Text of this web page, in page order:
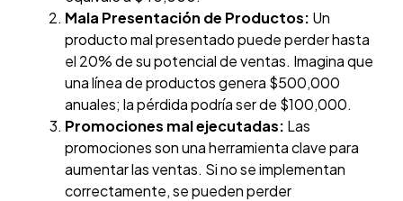
Mala Presentación de Productos: Un
producto mal presentado puede perder hasta
el 20% de su potencial de ventas. Imagina que
una línea de productos genera $500,000
anuales; la pérdida podría ser de $100,000.
Promociones mal ejecutadas: Las
promociones son una herramienta clave para
aumentar las ventas. Si no se implementan
correctamente, se pueden perder